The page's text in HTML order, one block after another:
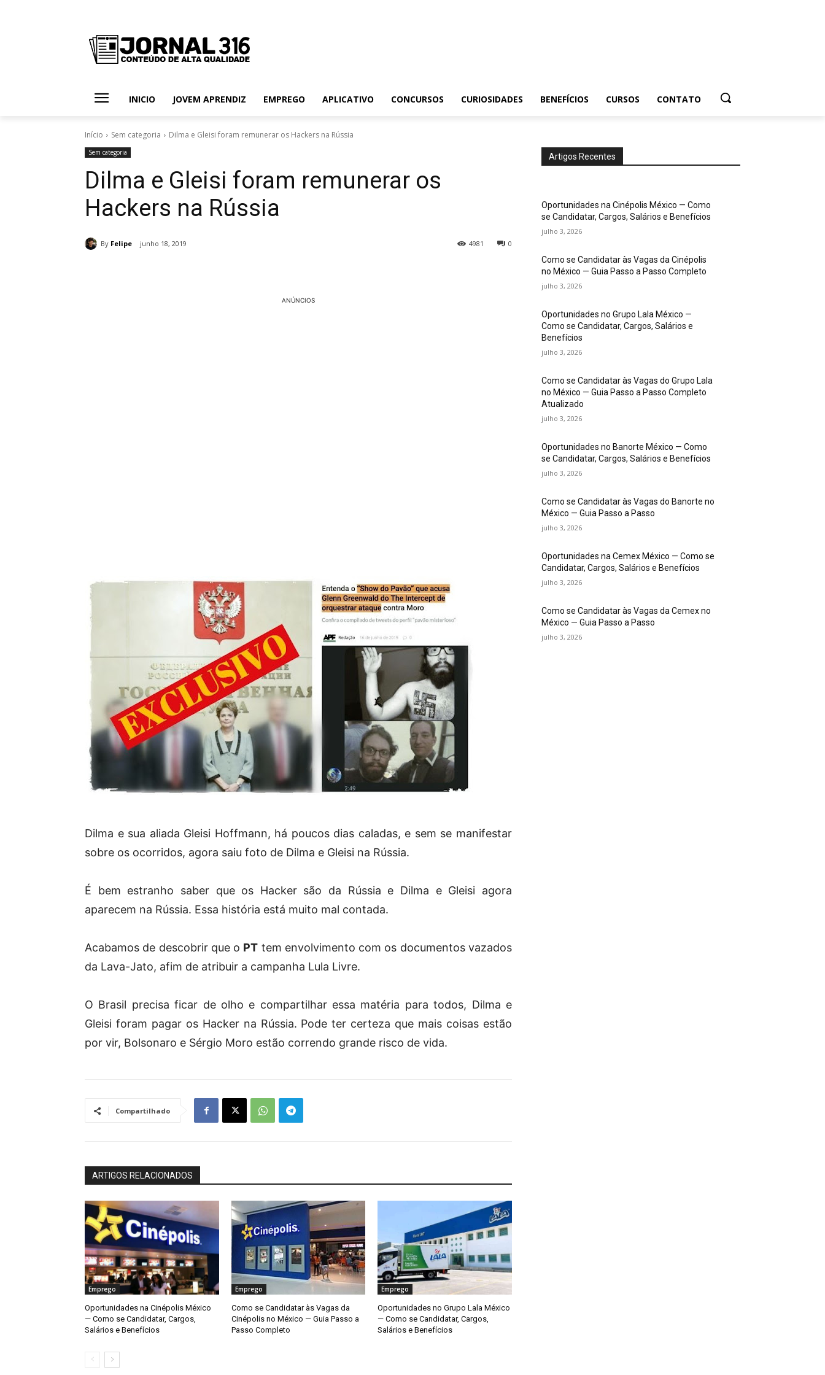
INICIO JOVEM APRENDIZ EMPREGO APLICATIVO CONCURSOS CURIOSIDADES BENEFÍCIOS CURSOS CONTATO
Início Sem categoria Dilma e Gleisi foram remunerar os Hackers na Rússia
Sem categoria
Dilma e Gleisi foram remunerar os
Hackers na Rússia
By Felipe junho 18, 2019 0
4981
ANÚNCIOS
Dilma e sua aliada Gleisi Hoffmann, há poucos dias caladas, e sem se manifestar
sobre os ocorridos, agora saiu foto de Dilma e Gleisi na Rússia.
É bem estranho saber que os Hacker são da Rússia e Dilma e Gleisi agora
aparecem na Rússia. Essa história está muito mal contada.
Acabamos de descobrir que o PT tem envolvimento com os documentos vazados
da Lava-Jato, afim de atribuir a campanha Lula Livre.
O Brasil precisa ficar de olho e compartilhar essa matéria para todos, Dilma e
Gleisi foram pagar os Hacker na Rússia. Pode ter certeza que mais coisas estão
por vir, Bolsonaro e Sérgio Moro estão correndo grande risco de vida.
Compartilhado
ARTIGOS RELACIONADOS
Emprego
Oportunidades na Cinépolis México
— Como se Candidatar, Cargos,
Salários e Benefícios
Emprego
Como se Candidatar às Vagas da
Cinépolis no México — Guia Passo a
Passo Completo
Emprego
Oportunidades no Grupo Lala México
— Como se Candidatar, Cargos,
Salários e Benefícios
Artigos Recentes
Oportunidades na Cinépolis México — Como
se Candidatar, Cargos, Salários e Benefícios
julho 3, 2026
Como se Candidatar às Vagas da Cinépolis
no México — Guia Passo a Passo Completo
julho 3, 2026
Oportunidades no Grupo Lala México —
Como se Candidatar, Cargos, Salários e
Benefícios
julho 3, 2026
Como se Candidatar às Vagas do Grupo Lala
no México — Guia Passo a Passo Completo
Atualizado
julho 3, 2026
Oportunidades no Banorte México — Como
se Candidatar, Cargos, Salários e Benefícios
julho 3, 2026
Como se Candidatar às Vagas do Banorte no
México — Guia Passo a Passo
julho 3, 2026
Oportunidades na Cemex México — Como se
Candidatar, Cargos, Salários e Benefícios
julho 3, 2026
Como se Candidatar às Vagas da Cemex no
México — Guia Passo a Passo
julho 3, 2026